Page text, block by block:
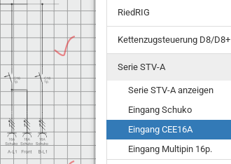
RiedRIG
Kettenzugsteuerung D8/D8+
Serie STV-A
Serie STV-A anzeigen
Eingang Schuko
Eingang CEE16A
Eingang Multipin 16p.